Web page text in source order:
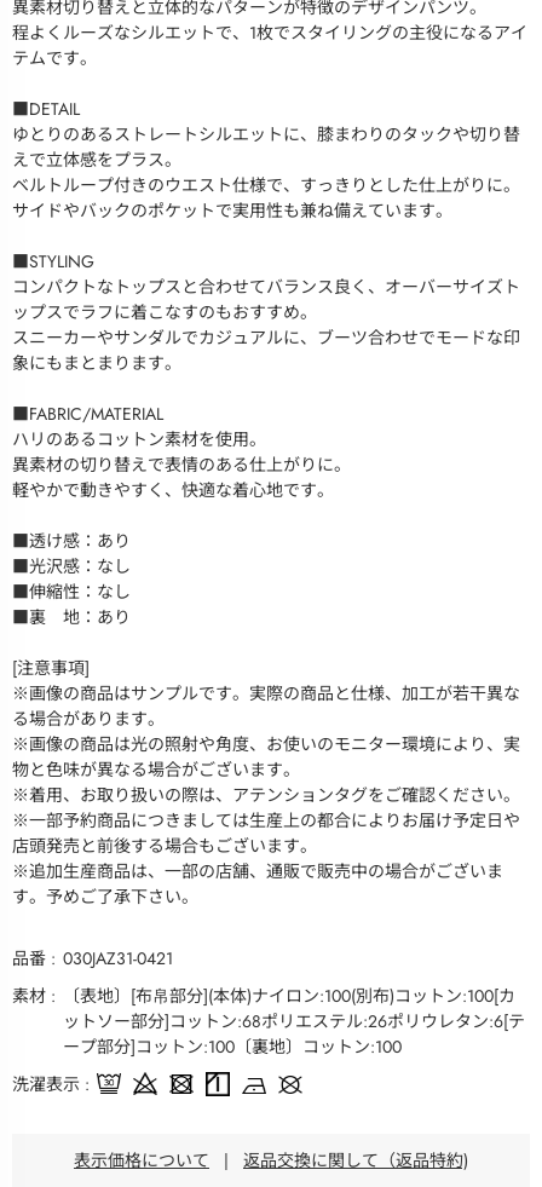
異素材切り替えと立体的なパターンが特徴のデザインパンツ。
程よくルーズなシルエットで、1枚でスタイリングの主役になるアイ
テムです。
■DETAIL
ゆとりのあるストレートシルエットに、膝まわりのタックや切り替
えで立体感をプラス。
ベルトループ付きのウエスト仕様で、すっきりとした仕上がりに。
サイドやバックのポケットで実用性も兼ね備えています。
■STYLING
コンパクトなトップスと合わせてバランス良く、オーバーサイズト
ップスでラフに着こなすのもおすすめ。
スニーカーやサンダルでカジュアルに、ブーツ合わせでモードな印
象にもまとまります。
■FABRIC/MATERIAL
ハリのあるコットン素材を使用。
異素材の切り替えで表情のある仕上がりに。
軽やかで動きやすく、快適な着心地です。
■透け感：あり
■光沢感：なし
■伸縮性：なし
■裏 地：あり
[注意事項]
※画像の商品はサンプルです。実際の商品と仕様、加工が若干異な
る場合があります。
※画像の商品は光の照射や角度、お使いのモニター環境により、実
物と色味が異なる場合がございます。
※着用、お取り扱いの際は、アテンションタグをご確認ください。
※一部予約商品につきましては生産上の都合によりお届け予定日や
店頭発売と前後する場合もございます。
※追加生産商品は、一部の店舗、通販で販売中の場合がございま
す。予めご了承下さい。
品番
030JAZ31-0421
素材
〔表地〕[布帛部分](本体)ナイロン:100(別布)コットン:100[カ
ットソー部分]コットン:68ポリエステル:26ポリウレタン:6[テ
ープ部分]コットン:100〔裏地〕コットン:100
洗濯表示
表示価格について | 返品交換に関して（返品特約)